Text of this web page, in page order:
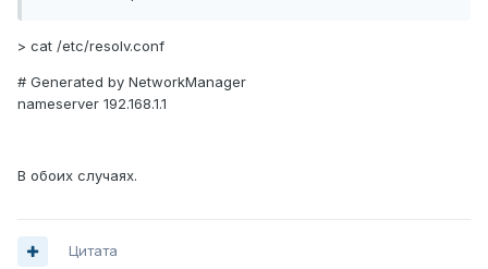
> cat /etc/resolv.conf
# Generated by NetworkManager
nameserver 192.168.1.1
В обоих случаях.
Цитата